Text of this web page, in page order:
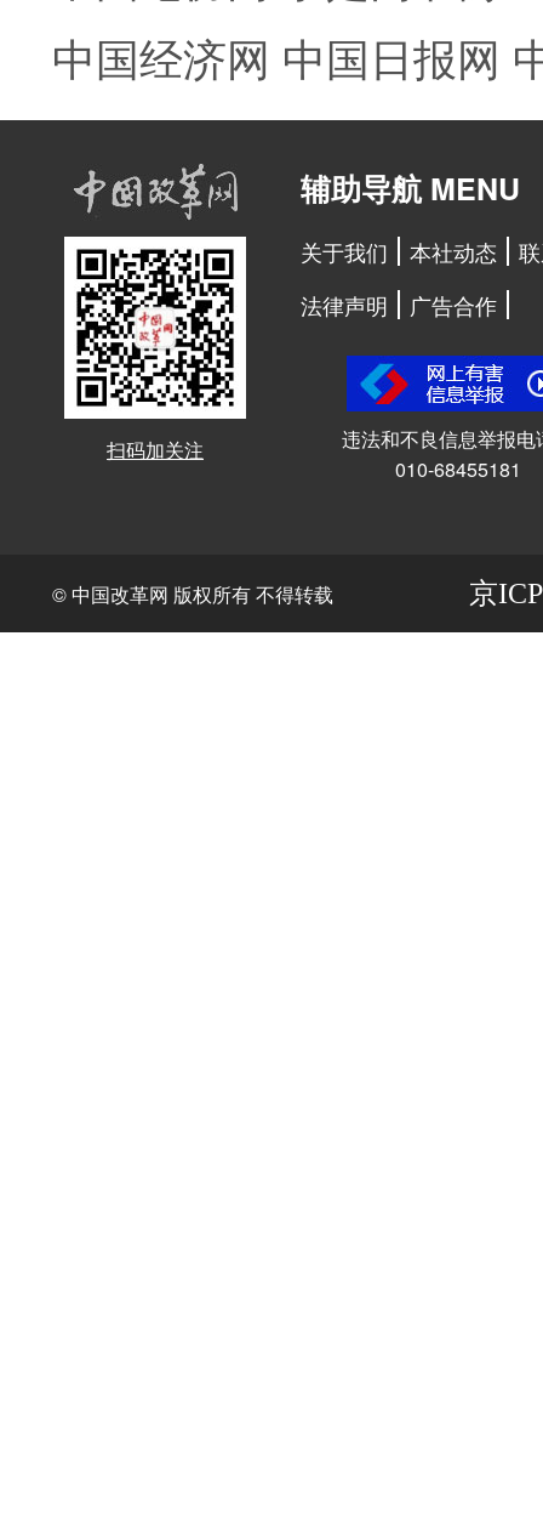
中国经济网 中国日报网
扫码加关注
辅助导航 MENU
关于我们 本社动态
法律声明
广告合作
违法和不良信息举报电
010-68455181
© 中国改革网 版权所有 不得转载 京